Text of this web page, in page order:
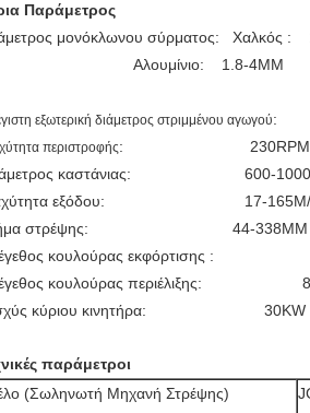
Παράμετρος
μονόκλωνου σύρματος: Χαλκός :
1.8-4MM
εξωτερική διάμετρος στριμμένου αγωγού:
περιστροφής: 230RPM-
καστάνιας: 600-
εξόδου: 17-165M/
στρέψης: 44-338MM
κουλούρας εκφόρτισης :
κουλούρας περιέλιξης:
κύριου κινητήρα: 30KW
παράμετροι
(Σωληνωτή Μηχανή Στρέψης)